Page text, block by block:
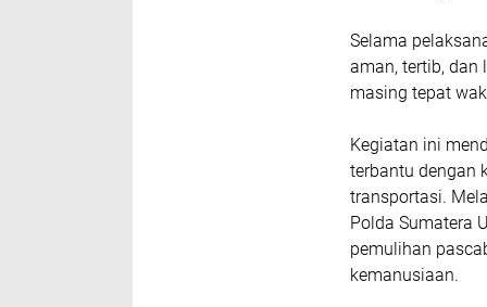
Selama
aman, tertib, dan
masing tepat
Kegiatan ini
terbantu dengan
transportasi.
Polda Sumatera
pemulihan
kemanusiaan.